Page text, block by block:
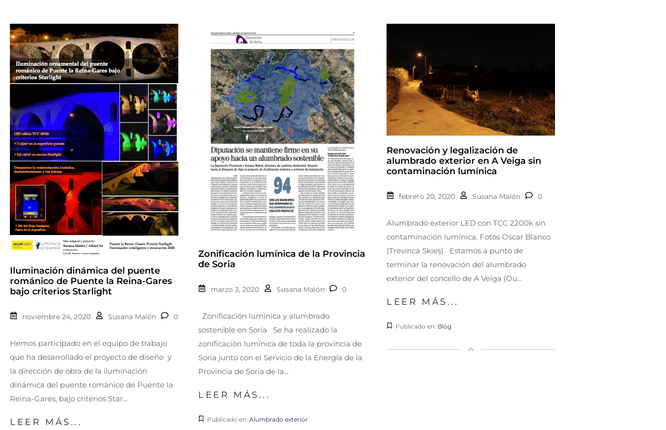
Iluminación dinámica del puente
románico de Puente la Reina-Gares
bajo criterios Starlight
noviembre 24, 2020 Susana Malón 0
Hemos participado en el equipo de trabajo
que ha desarrollado el proyecto de diseño y
la dirección de obra de la iluminación
dinámica del puente románico de Puente la
Reina-Gares, bajo criterios Star...
LEER MÁS...
Zonificación lumínica de la Provincia
de Soria
marzo 3, 2020 Susana Malón 0
Zonificación lumínica y alumbrado
sostenible en Soria Se ha realizado la
zonificación lumínica de toda la provincia de
Soria junto con el Servicio de la Energía de la
Provincia de Soria de la...
LEER MÁS...
Publicado en: Alumbrado exterior
Renovación y legalización de
alumbrado exterior en A Veiga sin
contaminación lumínica
febrero 20, 2020 Susana Malón 0
Alumbrado exterior LED con TCC 2200k sin
contaminación lumínica. Fotos Oscar Blanco
(Trevinca Skies) Estamos a punto de
terminar la renovación del alumbrado
exterior del concello de A Veiga (Ou...
LEER MÁS...
Publicado en: Blog